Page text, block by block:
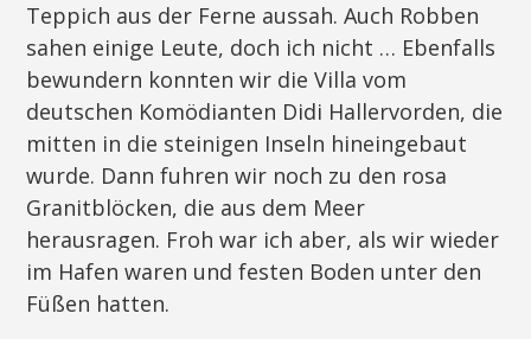
Teppich aus der Ferne aussah. Auch Robben
sahen einige Leute, doch ich nicht … Ebenfalls
bewundern konnten wir die Villa vom
deutschen Komödianten Didi Hallervorden, die
mitten in die steinigen Inseln hineingebaut
wurde. Dann fuhren wir noch zu den rosa
Granitblöcken, die aus dem Meer
herausragen. Froh war ich aber, als wir wieder
im Hafen waren und festen Boden unter den
Füßen hatten.